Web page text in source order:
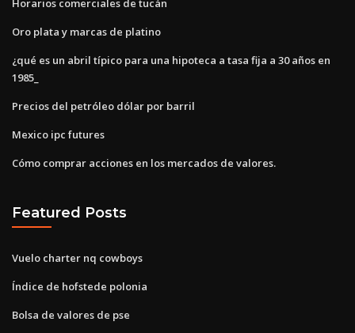
Horarios comerciales de tucán
Oro plata y marcas de platino
¿qué es un abril típico para una hipoteca a tasa fija a 30 años en
1985_
Precios del petróleo dólar por barril
Mexico ipc futures
Cómo comprar acciones en los mercados de valores.
Featured Posts
Vuelo charter nq cowboys
Índice de hofstede polonia
Bolsa de valores de pse